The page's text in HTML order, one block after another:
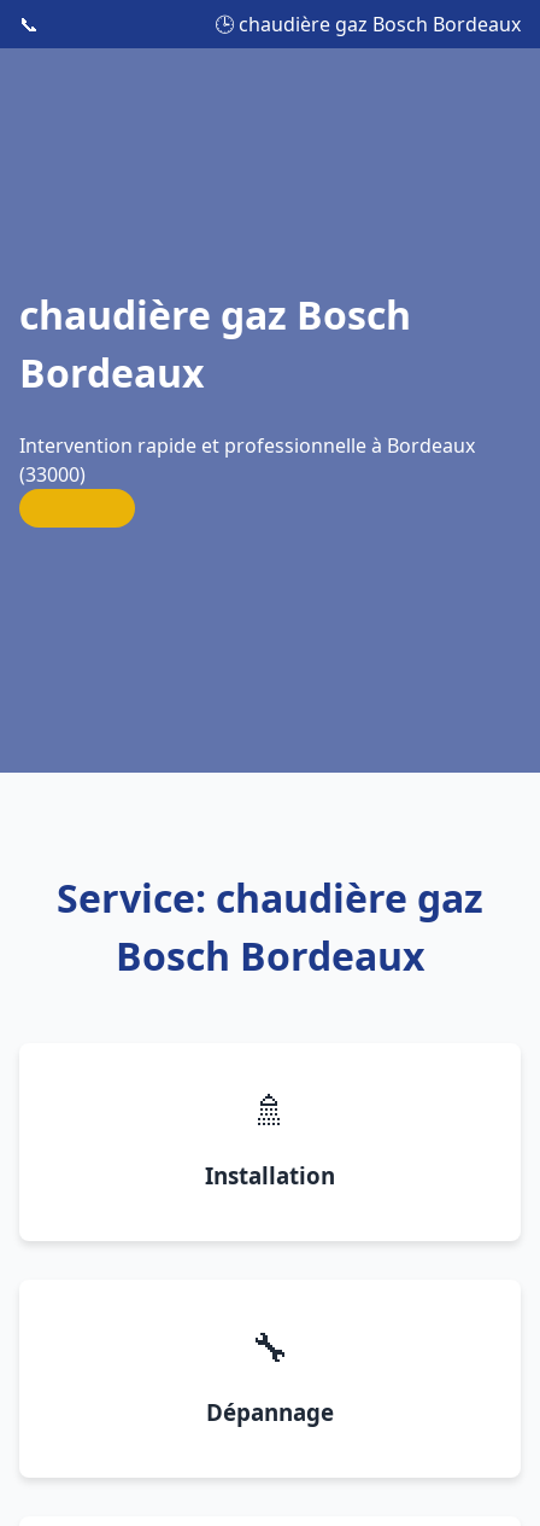
📞 🕒 chaudière gaz Bosch Bordeaux
chaudière gaz Bosch
Bordeaux
Intervention rapide et professionnelle à Bordeaux
(33000)
Service: chaudière gaz
Bosch Bordeaux
🚿
Installation
🔧
Dépannage